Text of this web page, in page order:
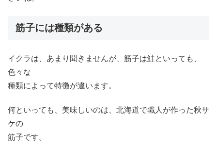
筋子には種類がある
イクラは、あまり聞きませんが、筋子は鮭といっても、
色々な
種類によって特徴が違います。
何といっても、美味しいのは、北海道で職人が作った秋サ
ケの
筋子です。